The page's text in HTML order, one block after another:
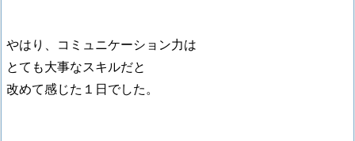
やはり、コミュニケーション力は
とても大事なスキルだと
改めて感じた１日でした。